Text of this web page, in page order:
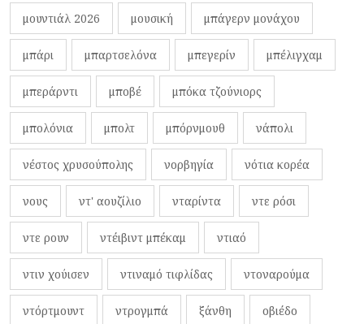
μουντιάλ 2026 μουσική μπάγερν μονάχου
μπάρι μπαρτσελόνα μπεγερίν μπέλιγχαμ
μπεράρντι μποβέ μπόκα τζούνιορς
μπολόνια μπολτ μπόρνμουθ νάπολι
νέστος χρυσούπολης νορβηγία νότια κορέα
νους ντ' αουζίλιο νταρίντα ντε ρόσι
ντε ρουν ντέιβιντ μπέκαμ ντιαό
ντιν χούισεν ντιναμό τιφλίδας ντοναρούμα
ντόρτμουντ ντρογμπά ξάνθη οβιέδο